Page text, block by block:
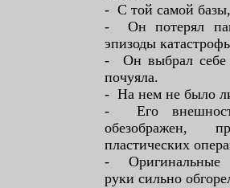
- С той самой
- Он потерял
эпизоды
- Он выбрал себе
почуяла.
- На нем не было
- Его
обезображен,
пластических
- Оригинальные
руки сильно